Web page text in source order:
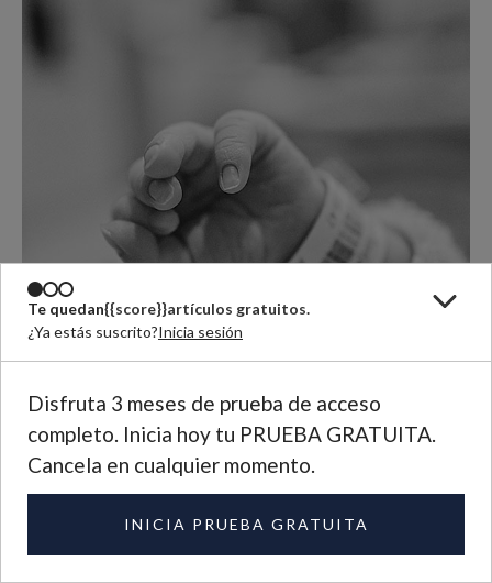
Te quedan{{score}}artículos gratuitos.
¿Ya estás suscrito?Inicia sesión
Disfruta 3 meses de prueba de acceso
completo. Inicia hoy tu PRUEBA GRATUITA.
Cancela en cualquier momento.
INICIA PRUEBA GRATUITA
Fotografía de Phakphoom Srinorajan